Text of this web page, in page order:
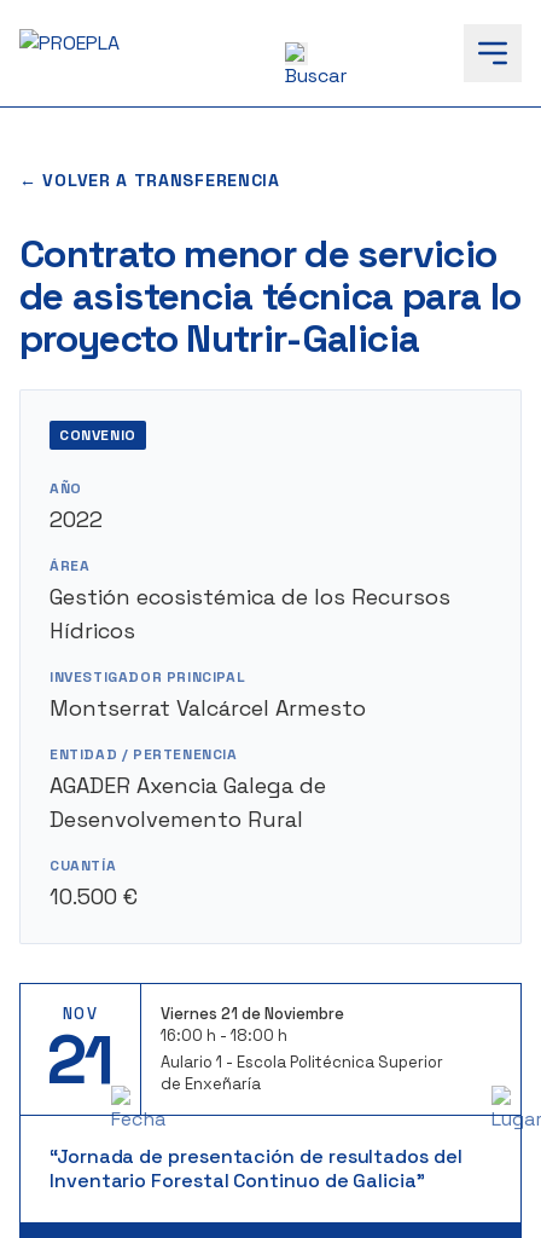
to
content
← VOLVER A TRANSFERENCIA
Contrato menor de servicio
de asistencia técnica para lo
proyecto Nutrir-Galicia
CONVENIO
AÑO
2022
ÁREA
Gestión ecosistémica de los Recursos
Hídricos
INVESTIGADOR PRINCIPAL
Montserrat Valcárcel Armesto
ENTIDAD / PERTENENCIA
AGADER Axencia Galega de
Desenvolvemento Rural
CUANTÍA
10.500 €
NOV
21
Viernes 21 de Noviembre
16:00 h - 18:00 h
Aulario 1 - Escola Politécnica Superior
de Enxeñaría
“Jornada de presentación de resultados del
Inventario Forestal Continuo de Galicia”